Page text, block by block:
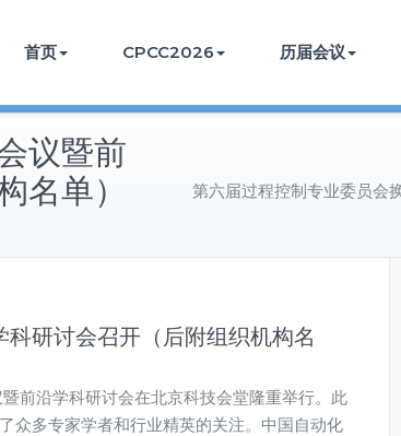
首页 CPCC2026 历届会议
议暨前
名单）
第六届过程控制专业委员会
研讨会召开（后附组织机构名
前沿学科研讨会在北京科技会堂隆重举行。此
众多专家学者和行业精英的关注。中国自动化